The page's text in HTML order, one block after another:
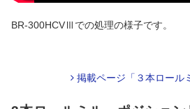
BR-300HCVⅢでの処理の様子です。
掲載ページ「３本ロール